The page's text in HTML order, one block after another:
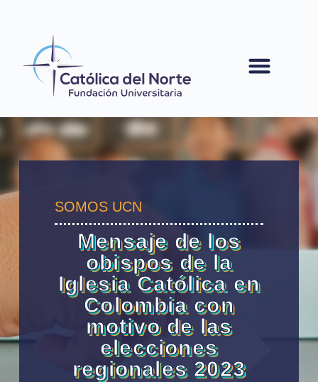
SOMOS UCN
Mensaje de los
obispos de la
Iglesia Católica en
Colombia con
motivo de las
elecciones
regionales 2023